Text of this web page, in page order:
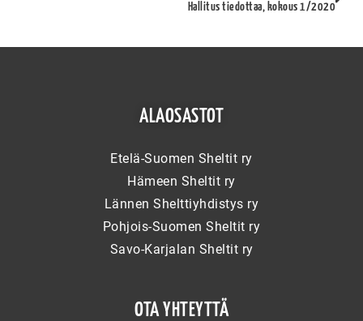
Hallitus tiedottaa, kokous 1/2020
ALAOSASTOT
Etelä-Suomen Sheltit ry
Hämeen Sheltit ry
Lännen Shelttiyhdistys ry
Pohjois-Suomen Sheltit ry
Savo-Karjalan Sheltit ry
OTA YHTEYTTÄ